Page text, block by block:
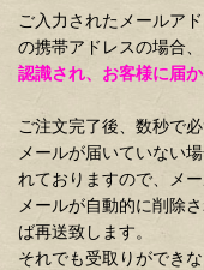
ご入力されたメールア
の携帯アドレスの場合、
認識され、お客様に届
ご注文完了後、数秒で
メールが届いていない
れておりますので、メ
メールが自動的に削除
ば再送致します。
それでも受取りができ